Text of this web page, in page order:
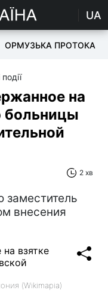
UA
ОРМУЗЬКА ПРОТОКА
на
больницы
2 хв
заместитель
внесения
(Wikimapia)